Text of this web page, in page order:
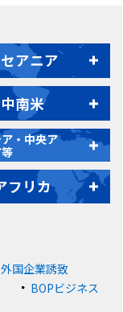
アニア
中南米
・中央ア
フリカ
外国企業誘致
BOPビジネス